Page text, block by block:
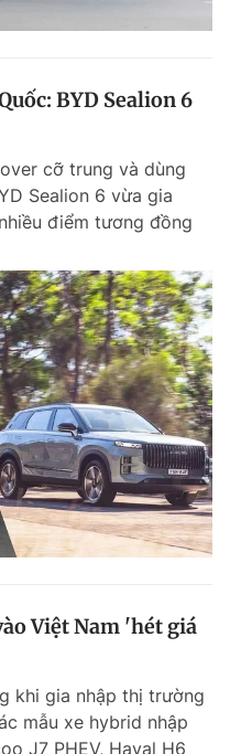
BYD Sealion 6
cỡ trung và dùng
Sealion 6 vừa gia
điểm tương đồng
Việt Nam 'hét giá
khi gia nhập thị trường
mẫu xe hybrid nhập
J7 PHEV, Haval H6